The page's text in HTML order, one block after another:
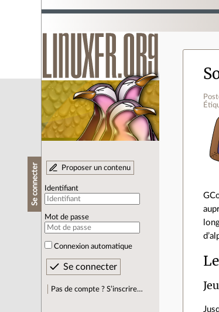
Se connecter Proposer un contenu
Identifiant
Mot de passe
Connexion automatique
Pas de compte ? S’inscrire…